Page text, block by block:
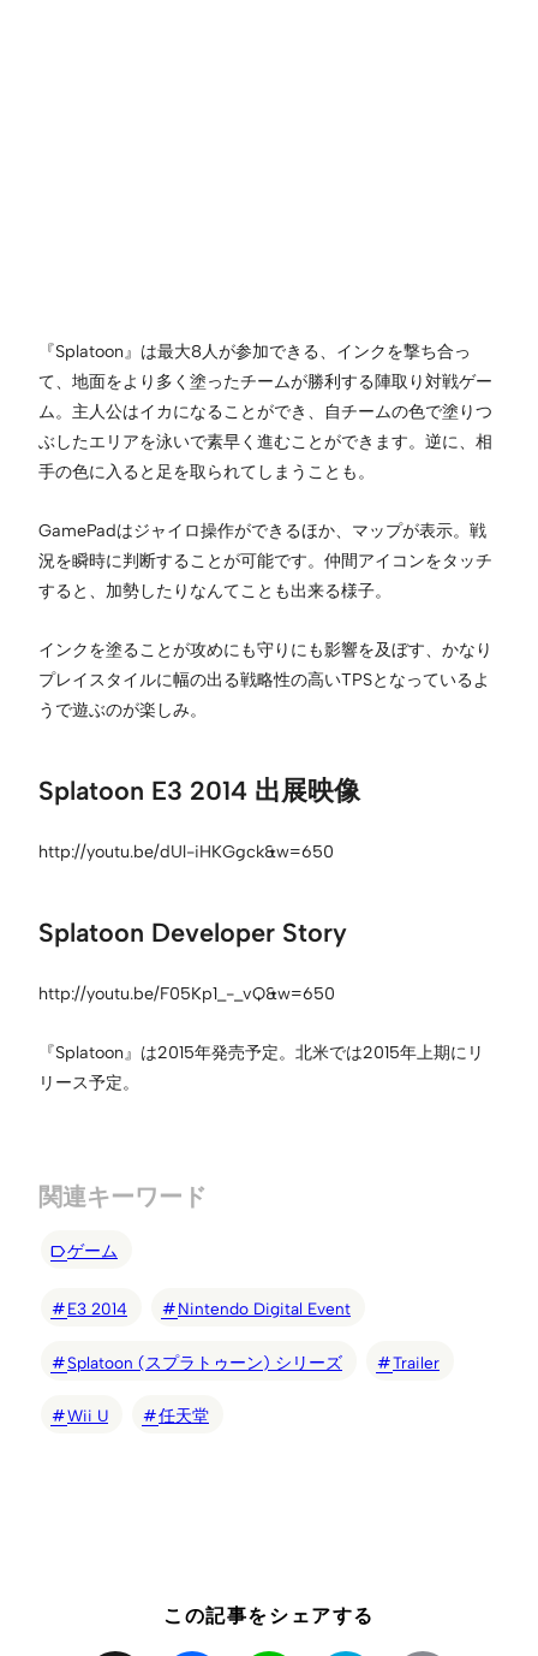
『Splatoon』は最大8人が参加できる、インクを撃ち合っ
て、地面をより多く塗ったチームが勝利する陣取り対戦ゲー
ム。主人公はイカになることができ、自チームの色で塗りつ
ぶしたエリアを泳いで素早く進むことができます。逆に、相
手の色に入ると足を取られてしまうことも。
GamePadはジャイロ操作ができるほか、マップが表示。戦
況を瞬時に判断することが可能です。仲間アイコンをタッチ
すると、加勢したりなんてことも出来る様子。
インクを塗ることが攻めにも守りにも影響を及ぼす、かなり
プレイスタイルに幅の出る戦略性の高いTPSとなっているよ
うで遊ぶのが楽しみ。
Splatoon E3 2014 出展映像
http://youtu.be/dUl-iHKGgck&w=650
Splatoon Developer Story
http://youtu.be/F05Kp1_-_vQ&w=650
『Splatoon』は2015年発売予定。北米では2015年上期にリ
リース予定。
関連キーワード
ゲーム
E3 2014 Nintendo Digital Event
Splatoon (スプラトゥーン) シリーズ Trailer
Wii U 任天堂
この記事をシェアする